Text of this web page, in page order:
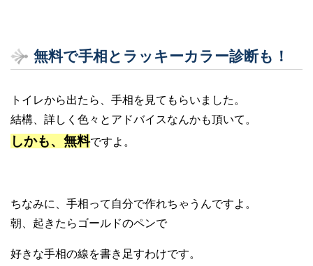
無料で手相とラッキーカラー診断も！
トイレから出たら、手相を見てもらいました。
結構、詳しく色々とアドバイスなんかも頂いて。
しかも、無料ですよ。
ちなみに、手相って自分で作れちゃうんですよ。
朝、起きたらゴールドのペンで
好きな手相の線を書き足すわけです。